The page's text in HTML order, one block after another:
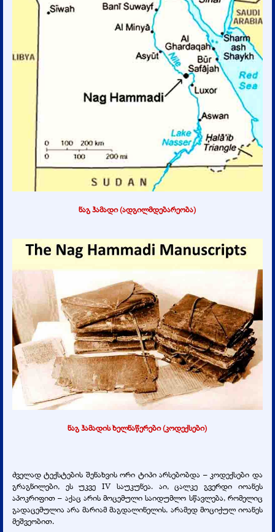
ნაგ ჰამადი (ადგილმდებარეობა)
ნაგ ჰამადის ხელნაწერები (კოდექსები)
ძველად ტექსტების შენახვის ორი ტიპი არსებობდა – კოდექსები და
გრაგნილები, ეს უკვე IV საუკუნეა. აი, ცალკე გვერდი იოანეს
აპოკრიფით – აქაც არის მოცემული საიდუმლო სწავლება, რომელიც
გადაცემულია არა მარიამ მაგდალინელის, არამედ მოციქულ იოანეს
მეშვეობით.